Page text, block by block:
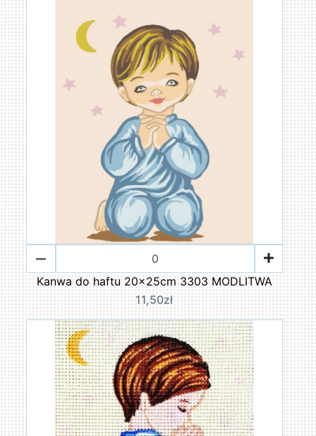
Kanwa do haftu 20x25cm 3303 MODLITWA
11,50zł